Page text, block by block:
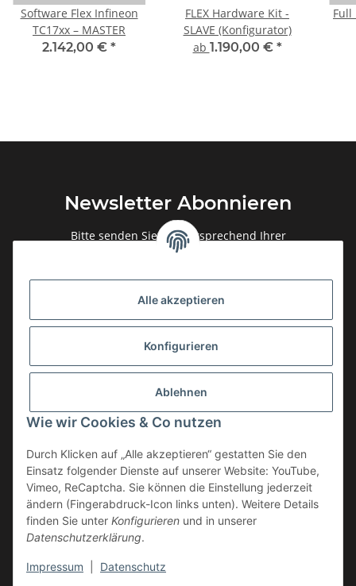
Alle akzeptieren
Konfigurieren
Ablehnen
Wie wir Cookies & Co nutzen
Durch Klicken auf „Alle akzeptieren“ gestatten Sie den
Einsatz folgender Dienste auf unserer Website: YouTube,
Vimeo, ReCaptcha. Sie können die Einstellung jederzeit
ändern (Fingerabdruck-Icon links unten). Weitere Details
finden Sie unter Konfigurieren und in unserer
Datenschutzerklärung.
Impressum Datenschutz
Software Flex Infineon
TC17xx – MASTER
2.142,00 € *
FLEX Hardware Kit -
SLAVE (Konfigurator)
ab 1.190,00 € *
Full
Newsletter Abonnieren
Bitte senden Sie mir entsprechend Ihrer
regelmäßig und jederzeit widerruflich
Newsletter Abonnieren
Gesetzliche Informationen
Informationen
Service
Vertrag widerrufen
* Alle Preise inkl. gesetzlicher USt., zzgl.